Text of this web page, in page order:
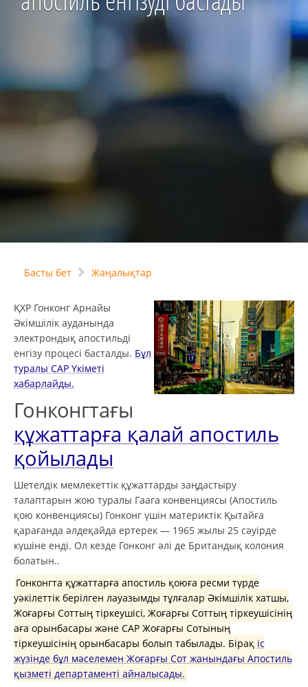
Басты бет Жаңалықтар
ҚХР Гонконг Арнайы
Әкімшілік ауданында
электрондық апостильді
енгізу процесі басталды. Бұл
туралы САР Үкіметі
хабарлайды.
Гонконгтағы
құжаттарға қалай апостиль
қойылады
Шетелдік мемлекеттік құжаттарды заңдастыру
талаптарын жою туралы Гаага конвенциясы (Апостиль
қою конвенциясы) Гонконг үшін материктік Қытайға
қарағанда әлдеқайда ертерек — 1965 жылы 25 сәуірде
күшіне енді. Ол кезде Гонконг әлі де Британдық колония
болатын..
Гонконгта құжаттарға апостиль қоюға ресми түрде
уәкілеттік берілген лауазымды тұлғалар Әкімшілік хатшы,
Жоғарғы Соттың тіркеушісі, Жоғарғы Соттың тіркеушісінің
аға орынбасары және САР Жоғарғы Сотының
тіркеушісінің орынбасары болып табылады. Бірақ іс
жүзінде бұл мәселемен Жоғарғы Сот жанындағы Апостиль
қызметі департаменті айналысады.